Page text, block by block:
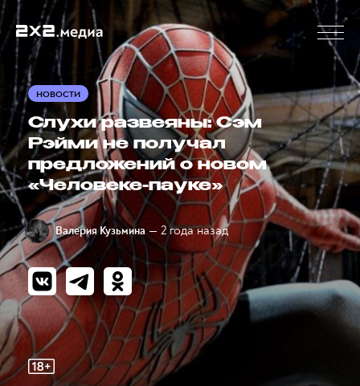
НОВОСТИ
Слухи развеяны: Сэм
Рэйми не получал
предложений о новом
«Человеке-пауке»
Валерия Кузьмина — 2 года назад